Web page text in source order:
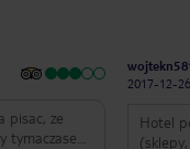
pisac, ze
2017-12-26
Hotel